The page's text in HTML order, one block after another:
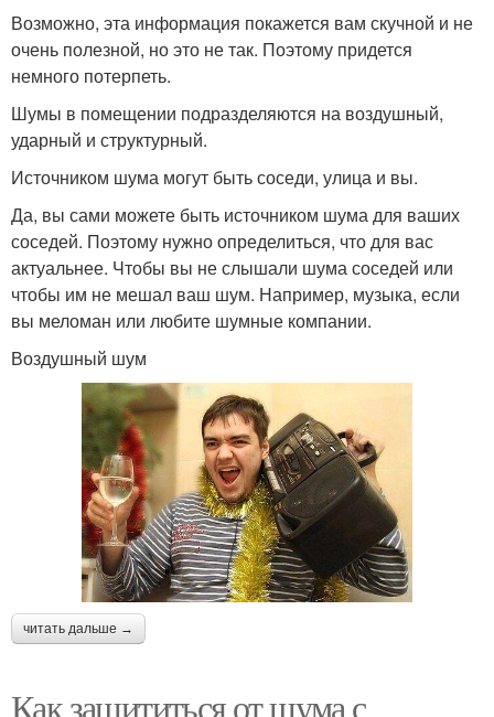
Возможно, эта информация покажется вам скучной и не
очень полезной, но это не так. Поэтому придется
немного потерпеть.
Шумы в помещении подразделяются на воздушный,
ударный и структурный.
Источником шума могут быть соседи, улица и вы.
Да, вы сами можете быть источником шума для ваших
соседей. Поэтому нужно определиться, что для вас
актуальнее. Чтобы вы не слышали шума соседей или
чтобы им не мешал ваш шум. Например, музыка, если
вы меломан или любите шумные компании.
Воздушный шум
читать дальше →
Как защититься от шума с